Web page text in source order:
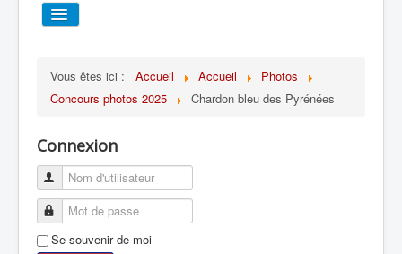
TOUT SUR LE GUMS
ESCALADE
ALPINISME
SKI DE RANDONNÉE
Vous êtes ici : Accueil Accueil
Photos
Concours photos 2025
Chardon bleu des Pyrénées
Connexion
Se souvenir de moi